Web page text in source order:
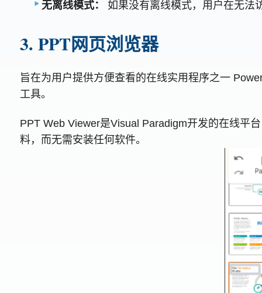
无离线模式：
如果没有离线模式，用户在无法
3. PPT网页浏览器
旨在为用户提供方便查看的在线实用程序之一
工具。
PPT Web Viewer是Visual Paradigm开发的在线平
料，而无需安装任何软件。